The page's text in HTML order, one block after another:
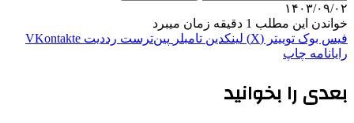
۱۴۰۳/۰۹/۰۲
خواندن این مطلب 1 دقیقه زمان میبرد
فیس بوک توییتر (X) لینکدین ‫تامبلر ‫پین‌ترست ‫رددیت ‫VKontakte
رایانامه چاپ
بعدی را بخوانید